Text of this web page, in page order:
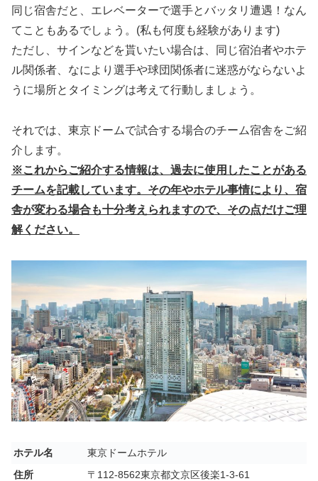
同じ宿舎だと、エレベーターで選手とバッタリ遭遇！なん
てこともあるでしょう。(私も何度も経験があります)
ただし、サインなどを貰いたい場合は、同じ宿泊者やホテ
ル関係者、なにより選手や球団関係者に迷惑がならないよ
うに場所とタイミングは考えて行動しましょう。
それでは、東京ドームで試合する場合のチーム宿舎をご紹
介します。
※これからご紹介する情報は、過去に使用したことがある
チームを記載しています。その年やホテル事情により、宿
舎が変わる場合も十分考えられますので、その点だけご理
解ください。
ホテル名
東京ドームホテル
住所
〒112-8562東京都文京区後楽1-3-61